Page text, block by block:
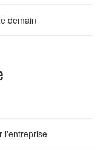
demain
l'entreprise